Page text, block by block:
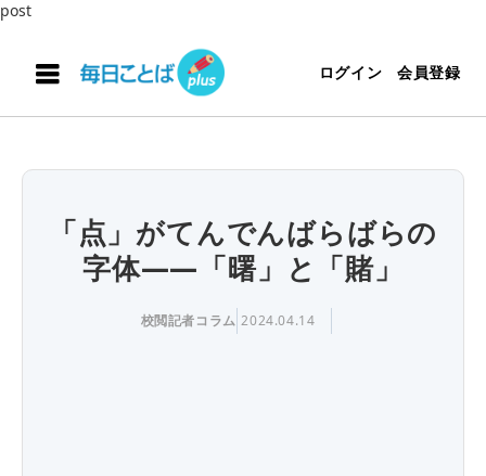
post
ログイン 会員登録
「点」がてんでんばらばらの
字体――「曙」と「賭」
校閲記者コラム 2024.04.14